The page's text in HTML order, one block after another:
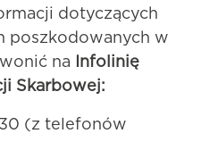
dotyczących
poszkodowanych w
na
Infolinię
Skarbowej:
(z telefonów